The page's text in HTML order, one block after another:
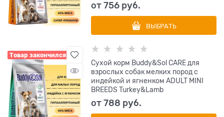
от756 руб.
ВЫБРАТЬ
Товар закончился
Сухой корм Buddy&Sol CARE для
взрослых собак мелких пород с
индейкой и ягненком ADULT MINI
BREEDS Turkey&Lamb
от788 руб.